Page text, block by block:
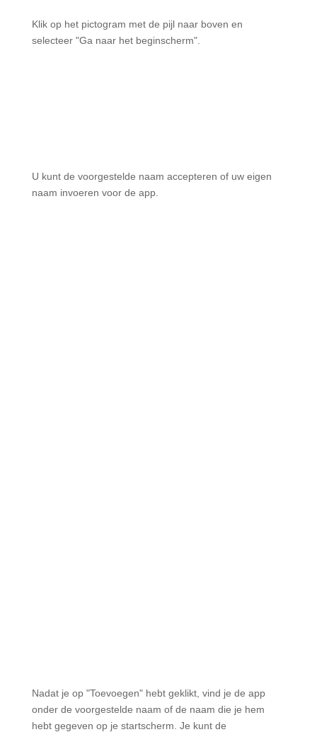
Klik op het pictogram met de pijl naar boven en
selecteer "Ga naar het beginscherm".
U kunt de voorgestelde naam accepteren of uw eigen
naam invoeren voor de app.
Nadat je op "Toevoegen" hebt geklikt, vind je de app
onder de voorgestelde naam of de naam die je hem
hebt gegeven op je startscherm. Je kunt de